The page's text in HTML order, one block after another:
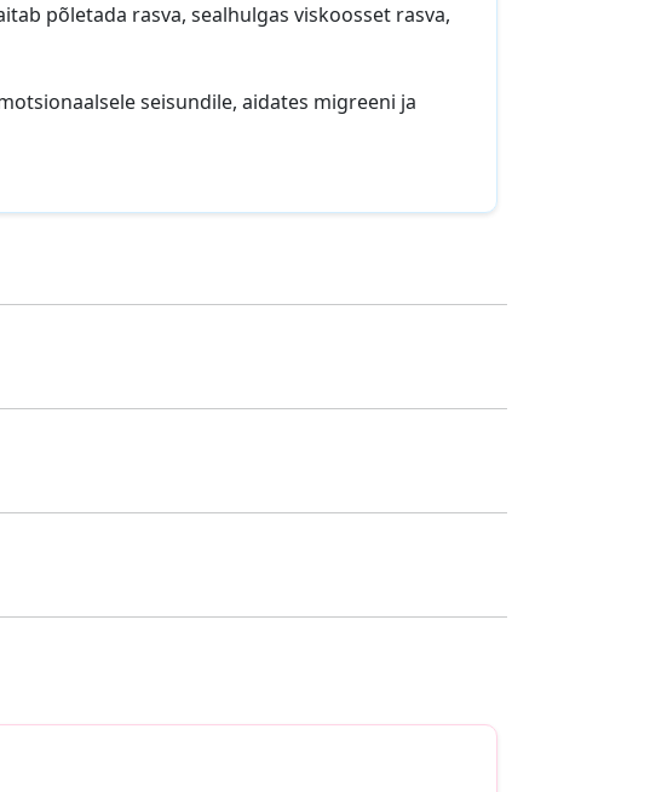
põletada rasva, sealhulgas viskoosset rasva,
seisundile, aidates migreeni ja